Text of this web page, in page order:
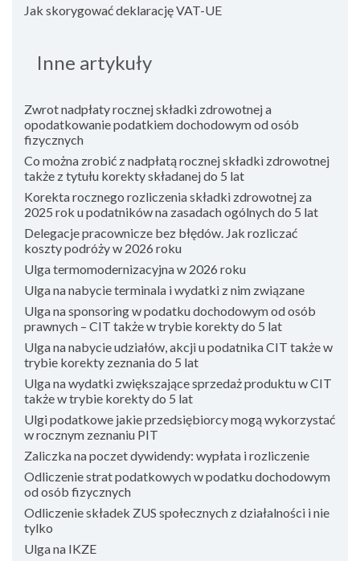
Jak skorygować deklarację VAT-UE
Inne artykuły
Zwrot nadpłaty rocznej składki zdrowotnej a
opodatkowanie podatkiem dochodowym od osób
fizycznych
Co można zrobić z nadpłatą rocznej składki zdrowotnej
także z tytułu korekty składanej do 5 lat
Korekta rocznego rozliczenia składki zdrowotnej za
2025 rok u podatników na zasadach ogólnych do 5 lat
Delegacje pracownicze bez błędów. Jak rozliczać
koszty podróży w 2026 roku
Ulga termomodernizacyjna w 2026 roku
Ulga na nabycie terminala i wydatki z nim związane
Ulga na sponsoring w podatku dochodowym od osób
prawnych – CIT także w trybie korekty do 5 lat
Ulga na nabycie udziałów, akcji u podatnika CIT także w
trybie korekty zeznania do 5 lat
Ulga na wydatki zwiększające sprzedaż produktu w CIT
także w trybie korekty do 5 lat
Ulgi podatkowe jakie przedsiębiorcy mogą wykorzystać
w rocznym zeznaniu PIT
Zaliczka na poczet dywidendy: wypłata i rozliczenie
Odliczenie strat podatkowych w podatku dochodowym
od osób fizycznych
Odliczenie składek ZUS społecznych z działalności i nie
tylko
Ulga na IKZE